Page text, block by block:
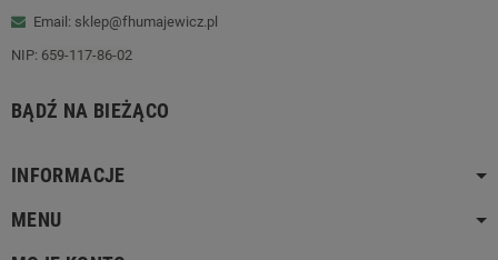
Email: sklep@fhumajewicz.pl
NIP: 659-117-86-02
BĄDŹ NA BIEŻĄCO
INFORMACJE
MENU